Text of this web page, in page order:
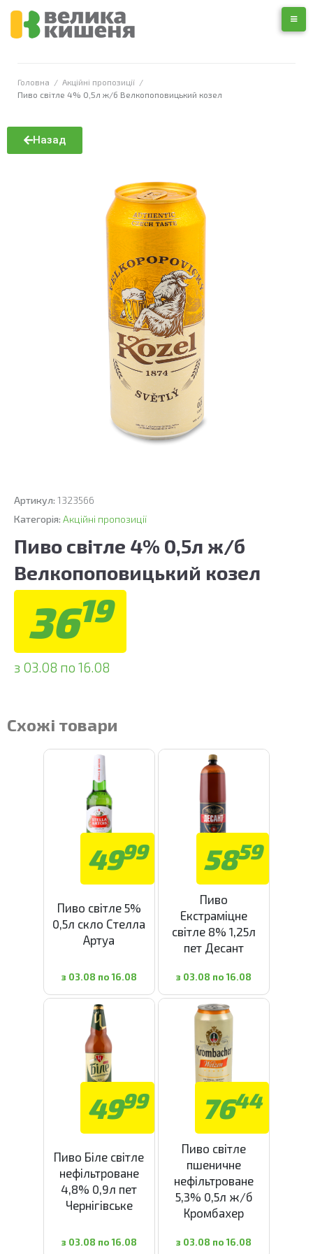
Головна / Акційні пропозиції /
Пиво світле 4% 0,5л ж/б Велкопоповицький козел
Назад
Артикул: 1323566
Категорія: Акційні пропозиції
Пиво світле 4% 0,5л ж/б
Велкопоповицький козел
3619
з 03.08 по 16.08
Схожі товари
4999
Пиво світле 5%
0,5л скло Стелла
Артуа
з 03.08 по 16.08
5859
Пиво
Екстраміцне
світле 8% 1,25л
пет Десант
з 03.08 по 16.08
4999
Пиво Біле світле
нефільтроване
4,8% 0,9л пет
Чернігівське
з 03.08 по 16.08
7644
Пиво світле
пшеничне
нефільтроване
5,3% 0,5л ж/б
Кромбахер
з 03.08 по 16.08